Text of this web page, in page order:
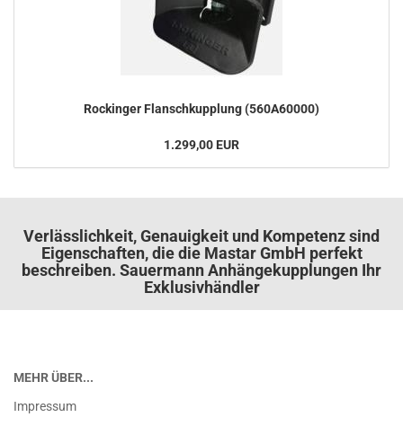
Ro­ck­in­ger Flansch­kupp­lung (560A60000)
1.299,00 EUR
Verlässlichkeit, Genauigkeit und Kompetenz sind
Eigenschaften, die die Mastar GmbH perfekt
beschreiben. Sauermann Anhängekupplungen Ihr
Exklusivhändler
MEHR ÜBER...
Impressum